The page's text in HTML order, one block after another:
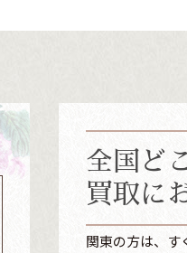
全国ど
買取に
関東の方は、す